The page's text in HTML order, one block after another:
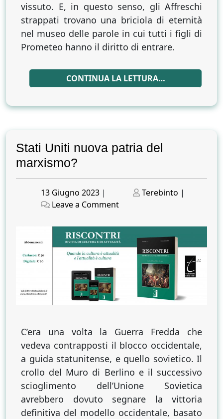
vissuto. E, in questo senso, gli Affreschi
strappati trovano una briciola di eternità
nel museo delle parole in cui tutti i figli di
Prometeo hanno il diritto di entrare.
CONTINUA LA LETTURA…
Stati Uniti nuova patria del
marxismo?
Posted
on
13 Giugno 2023 |
Posted
Terebinto |
Leave a Commenton
Uniti
nuova
patria
marxismo?
C’era una volta la Guerra Fredda che
vedeva contrapposti il blocco occidentale,
a guida statunitense, e quello sovietico. Il
crollo del Muro di Berlino e il successivo
scioglimento dell’Unione Sovietica
avrebbero dovuto segnare la vittoria
definitiva del modello occidentale, basato